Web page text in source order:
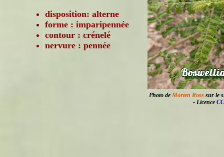
Photo de Morten Rosssur le
- Licence
disposition: alterne
forme : imparipennée
contour : crénelé
nervure : pennée